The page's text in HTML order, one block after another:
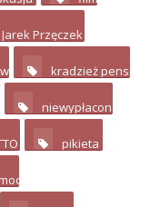
Jarek Przęczek
3 kradzież pensji
8 niewypłacone
8 pikieta